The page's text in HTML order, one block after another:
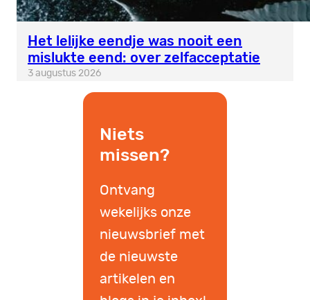
Het lelijke eendje was nooit een
mislukte eend: over zelfacceptatie
3 augustus 2026
Niets
missen?
Ontvang
wekelijks onze
nieuwsbrief met
de nieuwste
artikelen en